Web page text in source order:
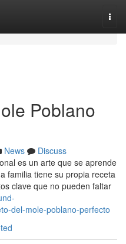
Poblano
News
Discuss
es un arte que se aprende
familia tiene su propia receta
clave que no pueden faltar
del-mole-poblano-perfecto